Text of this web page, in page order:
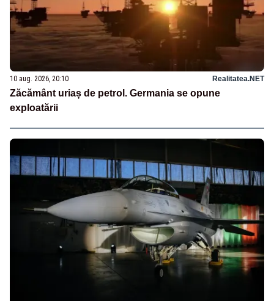
10 aug. 2026, 20:10 Realitatea.NET
Zăcământ uriaș de petrol. Germania se opune
exploatării